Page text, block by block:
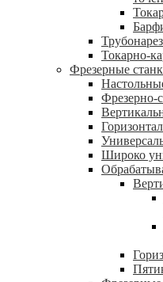
Токарно-
Фрезерные
Фрезерно-
Широко